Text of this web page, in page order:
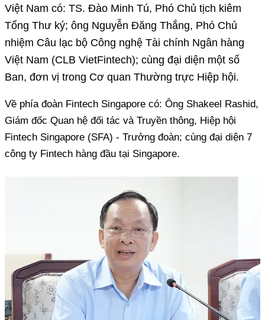
Việt Nam có: TS. Đào Minh Tú, Phó Chủ tịch kiêm
Tổng Thư ký; ông Nguyễn Đăng Thắng, Phó Chủ
nhiệm Câu lạc bộ Công nghệ Tài chính Ngân hàng
Việt Nam (CLB VietFintech); cùng đại diện một số
Ban, đơn vị trong Cơ quan Thường trực Hiệp hội.
Về phía đoàn Fintech Singapore có: Ông Shakeel Rashid,
Giám đốc Quan hệ đối tác và Truyền thông, Hiệp hội
Fintech Singapore (SFA) - Trưởng đoàn; cùng đại diện 7
công ty Fintech hàng đầu tại Singapore.